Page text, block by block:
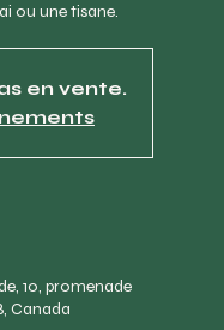
ou une tisane.
en vente.
10, promenade
Canada